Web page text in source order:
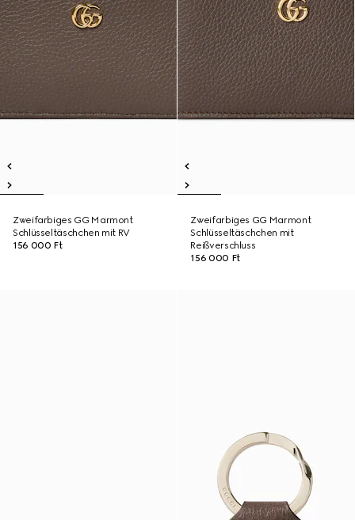
Zweifarbiges GG Marmont
Schlüsseltäschchen mit RV
156 000 Ft
Zweifarbiges GG Marmont
Schlüsseltäschchen mit
Reißverschluss
156 000 Ft